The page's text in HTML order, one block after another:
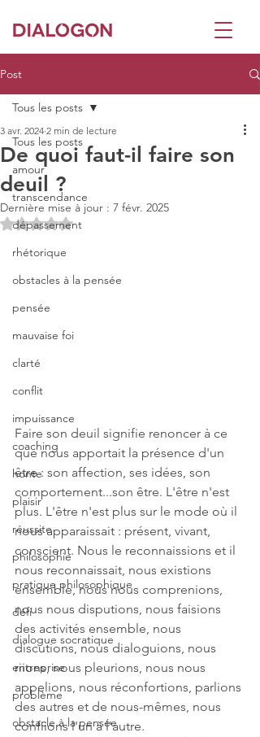
Post
Tous les posts
amour
transcendance
dépassement
rhétorique
obstacles à la pensée
pensée
mauvaise foi
clarté
conflit
impuissance
coaching
honte
plaisir
réussite
philosophie
pratique philosophique
défi
dialogue socratique
entreprise
problème
obstacle à la pensée
Tous les posts
De quoi faut-il faire son
deuil ?
3 avr. 2024 2 min de lecture
Dernière mise à jour : 7 févr. 2025
Noté NaN étoiles sur 5.
Faire son deuil signifie renoncer à ce
que nous apportait la présence d'un
être : son affection, ses idées, son
comportement...son être. L'être n'est
plus. L'être n'est plus sur le mode où il
nous apparaissait : présent, vivant,
conscient. Nous le reconnaissions et il
nous reconnaissait, nous existions
ensemble, nous nous comprenions,
nous nous disputions, nous faisions
des activités ensemble, nous
discutions, nous dialoguions, nous
riions, nous pleurions, nous nous
appelions, nous réconfortions, parlions
des autres et de nous-mêmes, nous
confiions l'un à l'autre.